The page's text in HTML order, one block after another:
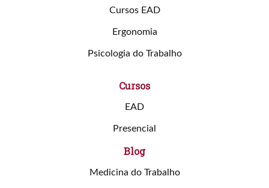
Cursos EAD
Ergonomia
Psicologia do Trabalho
Cursos
EAD
Presencial
Blog
Medicina do Trabalho